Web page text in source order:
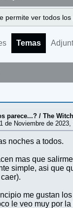
permite ver todos
Temas
parece...? /The
de Noviembre de
noches a todos.
mas que
simple, asi que
me gustan
le veo muy por la